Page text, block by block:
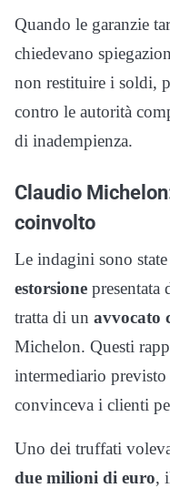
Quando le garanzie
chiedevano
non restituire i soldi,
contro le autorità
di inadempienza.
Claudio
coinvolto
Le indagini sono
estorsione
tratta di un avvocato
Michelon. Questi
intermediario
convinceva i clienti
Uno dei truffati
due milioni di euro,